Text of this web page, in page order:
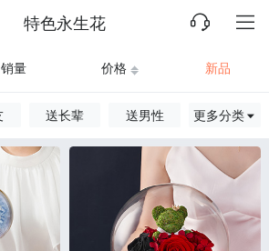
特色永生花
销量 价格 新品
送长辈 送男性 更多分类